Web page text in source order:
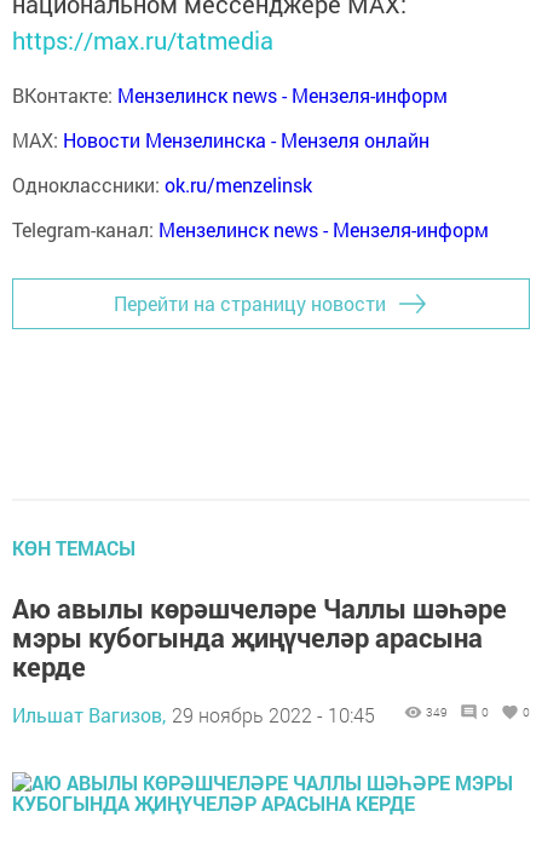
https://max.ru/tatmedia
ВКонтакте: Мензелинск news - Мензеля-информ
MAX: Новости Мензелинска - Мензеля онлайн
Одноклассники: ok.ru/menzelinsk
Telegram-канал: Мензелинск news - Мензеля-информ
Перейти на страницу новости
КӨН ТЕМАСЫ
Аю авылы көрәшчеләре Чаллы шәһәре
мэры кубогында җиңүчеләр арасына
керде
Ильшат Вагизов, 29 ноябрь 2022 - 10:45 349 0 0